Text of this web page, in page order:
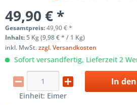
49,90 € *
Gesamtpreis:49,90€*
Inhalt:5 Kg (9,98 € * / 1 Kg)
inkl. MwSt.zzgl. Versandkosten
Sofort versandfertig, Lieferzeit 2
Einheit: Eimer
In den